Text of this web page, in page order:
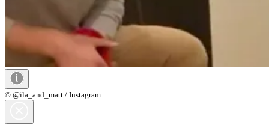
© @ila_and_matt / Instagram